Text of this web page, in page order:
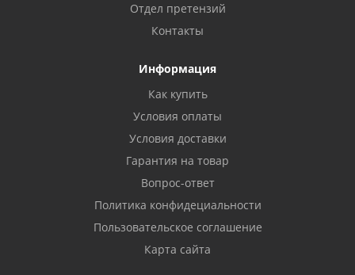
Отдел претензий
Контакты
Информация
Как купить
Условия оплаты
Условия доставки
Гарантия на товар
Вопрос-ответ
Политика конфидециальности
Пользовательское соглашение
Карта сайта